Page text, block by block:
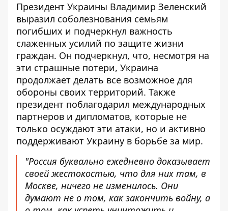
Президент Украины Владимир Зеленский
выразил соболезнования семьям
погибших и подчеркнул важность
слаженных усилий по защите жизни
граждан. Он подчеркнул, что, несмотря на
эти страшные потери, Украина
продолжает делать все возможное для
обороны своих территорий. Также
президент поблагодарил международных
партнеров и дипломатов, которые не
только осуждают эти атаки, но и активно
поддерживают Украину в борьбе за мир.
"Россия буквально ежедневно доказывает
своей жестокостью, что для них там, в
Москве, ничего не изменилось. Они
думают не о том, как закончить войну, а